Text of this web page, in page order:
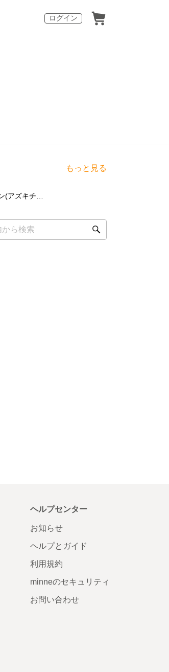
ログイン
もっと見る
ヘルプセンター
お知らせ
ヘルプとガイド
利用規約
minneのセキュリティ
お問い合わせ